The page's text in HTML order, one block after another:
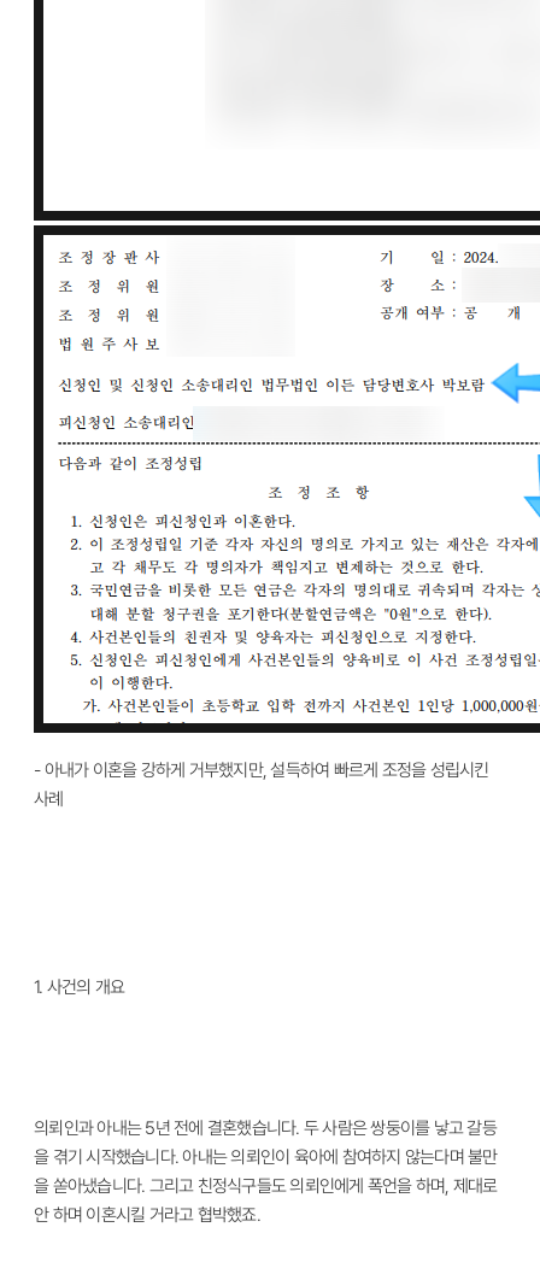
- 아내가 이혼을 강하게 거부했지만, 설득하여 빠르게 조정을 성립시킨
사례
1. 사건의 개요
의뢰인과 아내는 5년 전에 결혼했습니다. 두 사람은 쌍둥이를 낳고 갈등
을 겪기 시작했습니다. 아내는 의뢰인이 육아에 참여하지 않는다며 불만
을 쏟아냈습니다. 그리고 친정식구들도 의뢰인에게 폭언을 하며, 제대로
안 하며 이혼시킬 거라고 협박했죠.